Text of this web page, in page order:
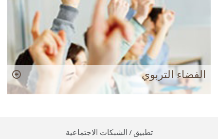
الفضاء التربوي
تطبيق / الشبكات الاجتماعية